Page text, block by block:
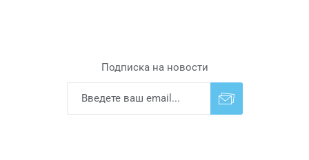
Подписка на новости